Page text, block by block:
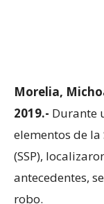
Morelia,
2019.- Durante
elementos de
(SSP),
antecedentes,
robo.